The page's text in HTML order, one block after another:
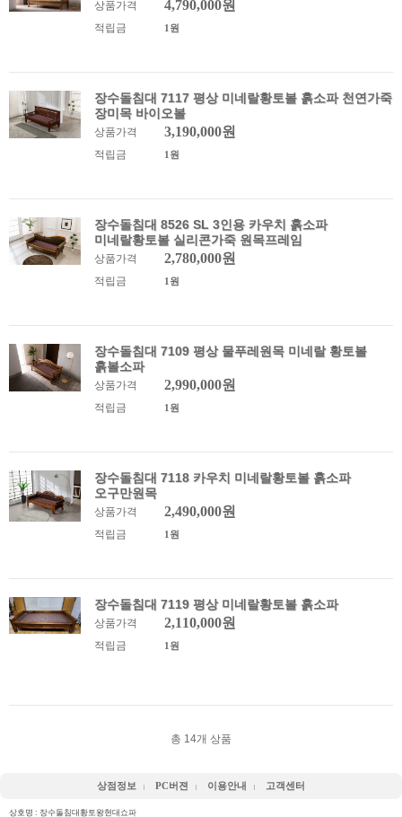
상품가격 4,790,000원
적립금 1원
장수돌침대 7117 평상 미네랄황토볼 흙소파 천연가죽
장미목 바이오볼
상품가격 3,190,000원
적립금 1원
장수돌침대 8526 SL 3인용 카우치 흙소파
미네랄황토볼 실리콘가죽 원목프레임
상품가격 2,780,000원
적립금 1원
장수돌침대 7109 평상 물푸레원목 미네랄 황토볼
흙볼소파
상품가격 2,990,000원
적립금 1원
장수돌침대 7118 카우치 미네랄황토볼 흙소파
오구만원목
상품가격 2,490,000원
적립금 1원
장수돌침대 7119 평상 미네랄황토볼 흙소파
상품가격 2,110,000원
적립금 1원
총 14개 상품
상점정보 PC버젼 이용안내 고객센터
상호명 : 장수돌침대황토왕현대쇼파